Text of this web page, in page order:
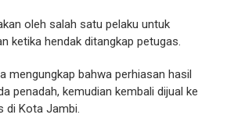
oleh salah satu pelaku untuk
ketika hendak ditangkap petugas.
mengungkap bahwa perhiasan hasil
penadah, kemudian kembali dijual ke
di Kota Jambi.